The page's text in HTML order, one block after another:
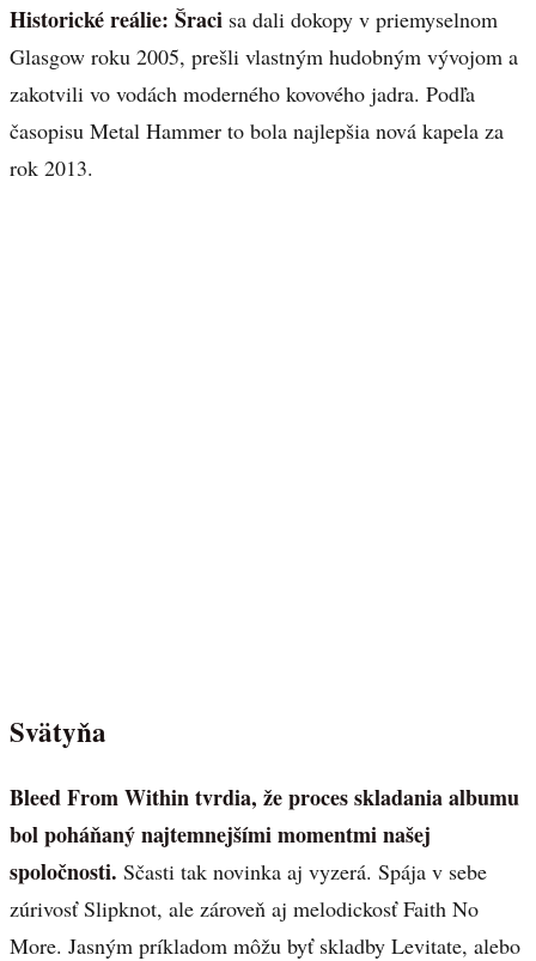
Historické reálie: Šraci sa dali dokopy v priemyselnom
Glasgow roku 2005, prešli vlastným hudobným vývojom a
zakotvili vo vodách moderného kovového jadra. Podľa
časopisu Metal Hammer to bola najlepšia nová kapela za
rok 2013.
Svätyňa
Bleed From Within tvrdia, že proces skladania albumu
bol poháňaný najtemnejšími momentmi našej
spoločnosti. Sčasti tak novinka aj vyzerá. Spája v sebe
zúrivosť Slipknot, ale zároveň aj melodickosť Faith No
More. Jasným príkladom môžu byť skladby Levitate, alebo